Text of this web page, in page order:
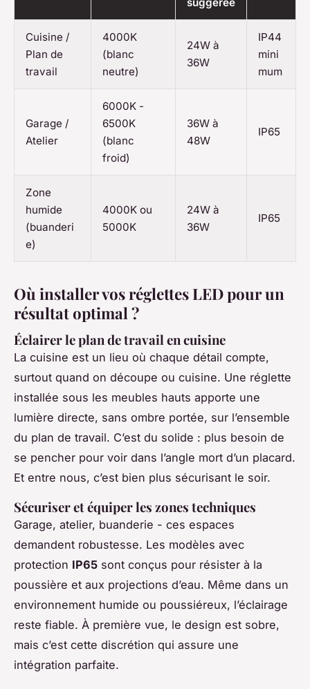
Cuisine /
Plan de
travail
4000K
(blanc
neutre)
24W à
36W
IP44
mini
mum
Garage /
Atelier
6000K -
6500K
(blanc
froid)
36W à
48W
IP65
Zone
humide
(buanderi
e)
4000K ou
5000K
24W à
36W
IP65
Où installer vos réglettes LED pour un
résultat optimal ?
Éclairer le plan de travail en cuisine
La cuisine est un lieu où chaque détail compte,
surtout quand on découpe ou cuisine. Une réglette
installée sous les meubles hauts apporte une
lumière directe, sans ombre portée, sur l’ensemble
du plan de travail. C’est du solide : plus besoin de
se pencher pour voir dans l’angle mort d’un placard.
Et entre nous, c’est bien plus sécurisant le soir.
Sécuriser et équiper les zones techniques
Garage, atelier, buanderie - ces espaces
demandent robustesse. Les modèles avec
protection IP65 sont conçus pour résister à la
poussière et aux projections d’eau. Même dans un
environnement humide ou poussiéreux, l’éclairage
reste fiable. À première vue, le design est sobre,
mais c’est cette discrétion qui assure une
intégration parfaite.